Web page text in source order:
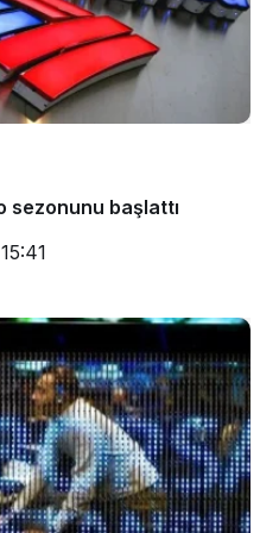
sezonunu başlattı